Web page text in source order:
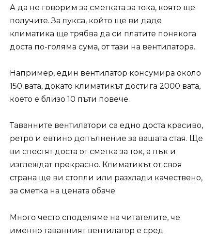
А да не говорим за сметката за тока, която ще
получите. За лукса, който ще ви даде
климатика ще трябва да си платите понякога
доста по-голяма сума, от тази на вентилатора.
Например, един вентилатор консумира около
150 вата, докато климатикът достига 2000 вата,
което е близо 10 пъти повече.
Таванните вентилатори са едно доста красиво,
ретро и евтино допълнение за вашата стая. Ще
ви спестят доста от сметка за ток, а пък и
изглеждат прекрасно. Климатикът от своя
страна ще ви стопли или разхлади качествено,
за сметка на цената обаче.
Много често споделяме на читателите, че
именно таванният вентилатор е сред